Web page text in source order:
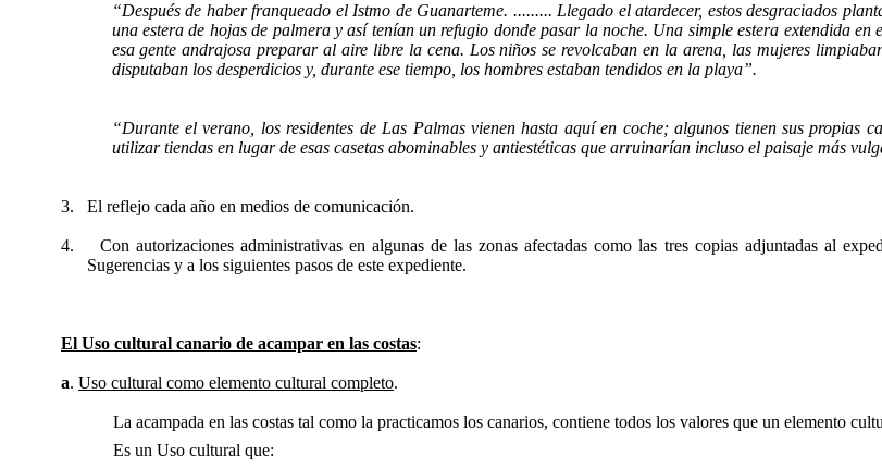
“Después de haber franqueado el Istmo de Guanarteme. ......... Llegado el atardecer, estos desgraciados
una estera de hojas de palmera y así tenían un refugio donde pasar la noche. Una simple estera extendida
esa gente andrajosa preparar al aire libre la cena. Los niños se revolcaban en la arena, las mujeres
disputaban los desperdicios y, durante ese tiempo, los hombres estaban tendidos en la playa”.
“Durante el verano, los residentes de Las Palmas vienen hasta aquí en coche; algunos tienen sus propias
utilizar tiendas en lugar de esas casetas abominables y antiestéticas que arruinarían incluso el paisaje más
3. El reflejo cada año en medios de comunicación.
4.
Con autorizaciones administrativas en algunas de las zonas afectadas como las tres copias adjuntadas al
Sugerencias y a los siguientes pasos de este expediente.
El Uso cultural canario de acampar en las costas:
a. Uso cultural como elemento cultural completo.
La acampada en las costas tal como la practicamos los canarios, contiene todos los valores que un elemento
Es un Uso cultural que: